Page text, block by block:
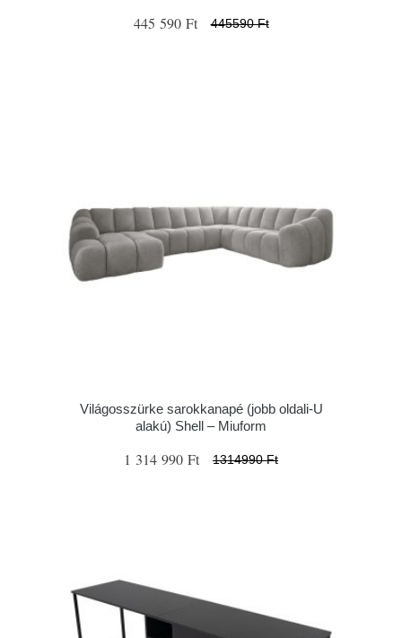
445 590 Ft 445590 Ft
Világosszürke sarokkanapé (jobb oldali-U
alakú) Shell – Miuform
1 314 990 Ft 1314990 Ft